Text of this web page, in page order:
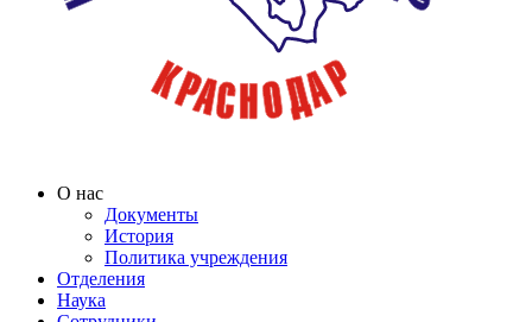
О нас
Документы
История
Политика учреждения
Отделения
Наука